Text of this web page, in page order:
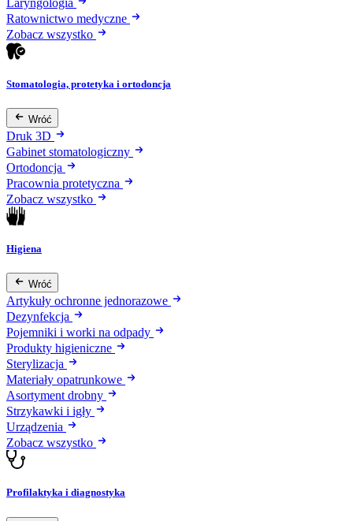
Ratownictwo medyczne
Zobacz wszystko
Stomatologia, protetyka i ortodoncja
Wróć
Druk 3D
Gabinet stomatologiczny
Ortodoncja
Pracownia protetyczna
Zobacz wszystko
Higiena
Wróć
Artykuły ochronne jednorazowe
Dezynfekcja
Pojemniki i worki na odpady
Produkty higieniczne
Sterylizacja
Materiały opatrunkowe
Asortyment drobny
Strzykawki i igły
Urządzenia
Zobacz wszystko
Profilaktyka i diagnostyka